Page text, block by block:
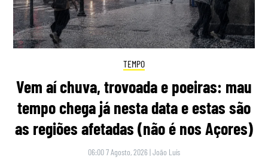
TEMPO
Vem aí chuva, trovoada e poeiras: mau
tempo chega já nesta data e estas são
as regiões afetadas (não é nos Açores)
06:00 7 Agosto, 2026 |João Luís